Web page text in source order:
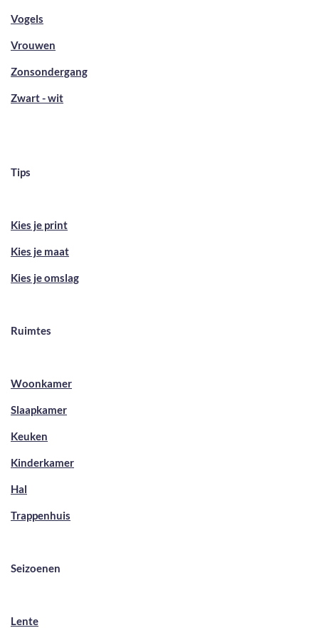
Vogels
Vrouwen
Zonsondergang
Zwart - wit
Tips
Kies je print
Kies je maat
Kies je omslag
Ruimtes
Woonkamer
Slaapkamer
Keuken
Kinderkamer
Hal
Trappenhuis
Seizoenen
Lente